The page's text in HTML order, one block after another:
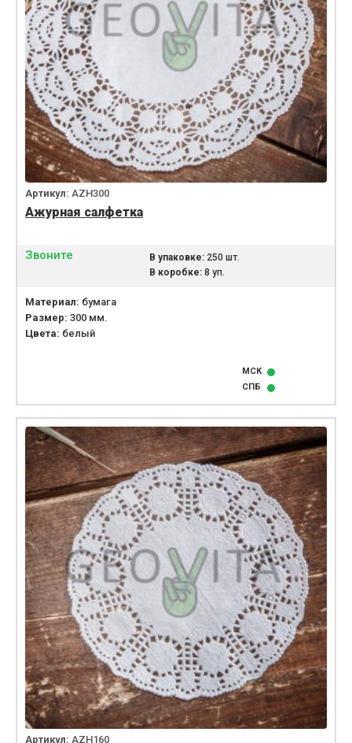
Артикул: AZH300
Ажурная салфетка
Звоните В упаковке:250 шт.
В коробке:8 уп.
Материал: бумага
Размер: 300 мм.
Цвета: белый
МСК
СПБ
Артикул: AZH160